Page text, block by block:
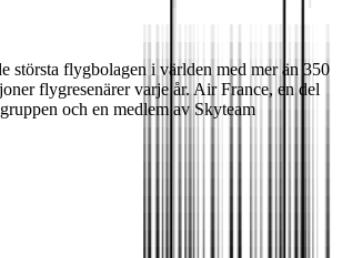
största flygbolagen i världen med mer än 350
flygresenärer varje år. Air France, en del
och en medlem av Skyteam